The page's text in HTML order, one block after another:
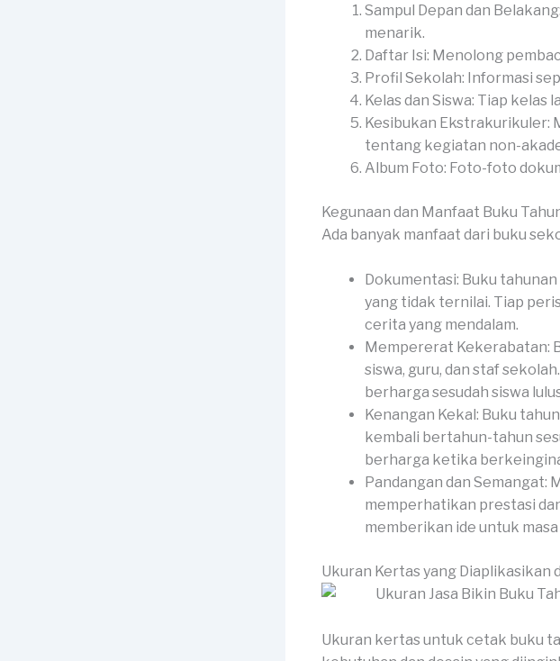
Sampul Depan dan
menarik.
Daftar Isi: Menolong
Profil Sekolah: Informasi
Kelas dan Siswa: Tiap kelas
Kesibukan Ekstrakurikuler:
tentang kegiatan non-
Album Foto: Foto-foto
Kegunaan dan Manfaat Buku
Ada banyak manfaat dari buku
Dokumentasi: Buku
yang tidak ternilai. Tiap
cerita yang mendalam.
Mempererat Kekerabatan:
siswa, guru, dan staf
berharga sesudah siswa
Kenangan Kekal: Buku
kembali bertahun-tahun
berharga ketika
Pandangan dan Semangat:
memperhatikan prestasi
memberikan ide untuk masa
Ukuran Kertas yang Diaplikasikan
Ukuran kertas untuk cetak buku